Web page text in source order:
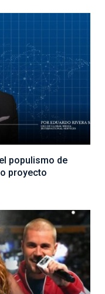
populismo de
proyecto